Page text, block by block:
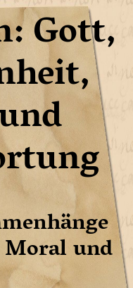
Gott,
Moral und